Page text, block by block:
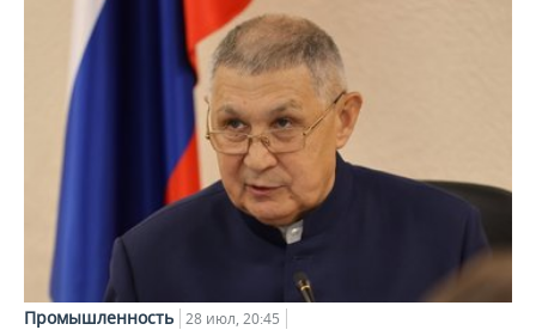
Промышленность 28 июл, 20:45